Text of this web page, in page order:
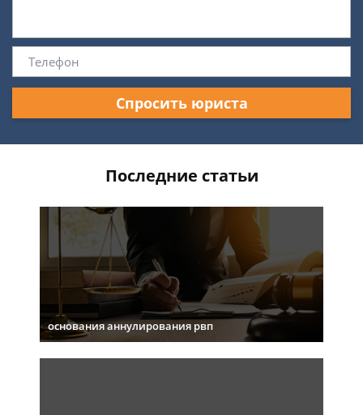
Спросить юриста
Последние статьи
основания аннулирования рвп